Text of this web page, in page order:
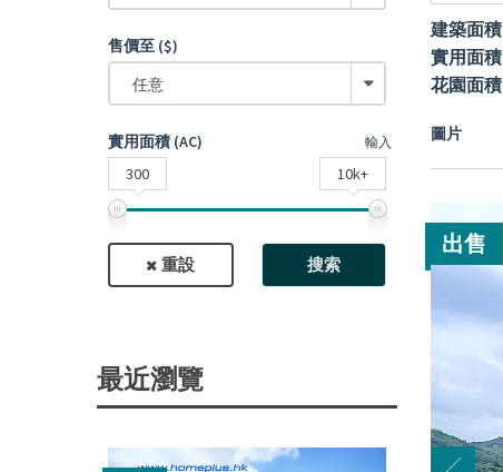
建築面積
實用面積
花園面積
圖片
出售
售價至 ($)
任意
實用面積 (AC) 輸入
300 10k+
重設 搜索
最近瀏覽